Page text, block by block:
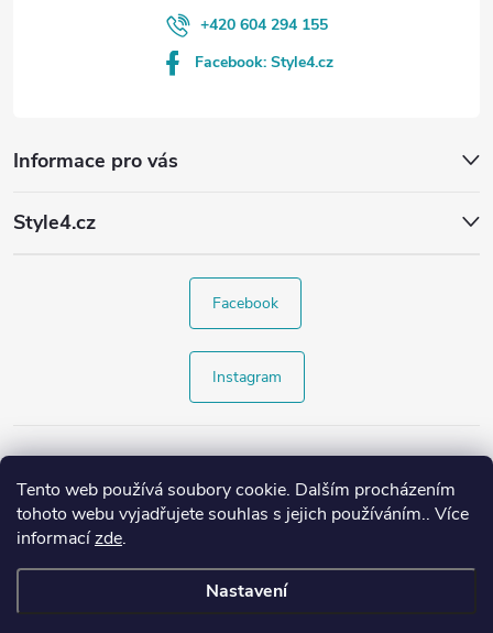
Tento web používá soubory cookie. Dalším procházením
tohoto webu vyjadřujete souhlas s jejich používáním.. Více
informacízde.
Nastavení
Informace pro vás
Style4.cz
+420 604 294 155
Facebook: Style4.cz
Facebook
Instagram